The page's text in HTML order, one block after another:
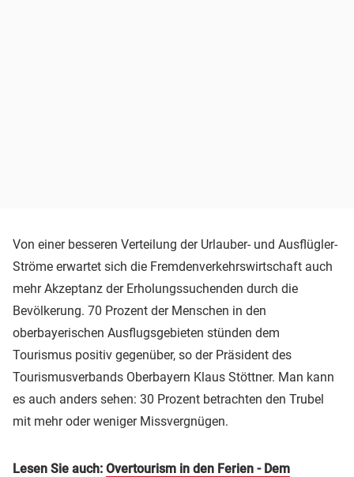
Von einer besseren Verteilung der Urlauber- und Ausflügler-
Ströme erwartet sich die Fremdenverkehrswirtschaft auch
mehr Akzeptanz der Erholungssuchenden durch die
Bevölkerung. 70 Prozent der Menschen in den
oberbayerischen Ausflugsgebieten stünden dem
Tourismus positiv gegenüber, so der Präsident des
Tourismusverbands Oberbayern Klaus Stöttner. Man kann
es auch anders sehen: 30 Prozent betrachten den Trubel
mit mehr oder weniger Missvergnügen.
Lesen Sie auch: Overtourism in den Ferien - Dem